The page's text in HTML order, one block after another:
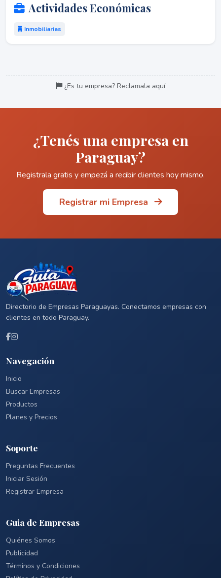
Actividades Económicas
Inmobiliarias
¿Es tu empresa? Reclamala aquí
¿Tenés una empresa en
Paraguay?
Registrala gratis y empezá a recibir clientes hoy mismo.
Registrar mi Empresa
Directorio de Empresas Paraguayas. Conectamos empresas con
clientes en todo Paraguay.
Navegación
Inicio
Buscar Empresas
Productos
Planes y Precios
Soporte
Preguntas Frecuentes
Iniciar Sesión
Registrar Empresa
Guia de Empresas
Quiénes Somos
Publicidad
Términos y Condiciones